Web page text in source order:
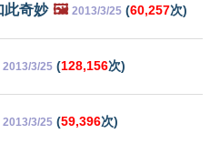
此奇妙 🖼️ 2013/3/25 (60,257次)
2013/3/25 (128,156次)
2013/3/25 (59,396次)